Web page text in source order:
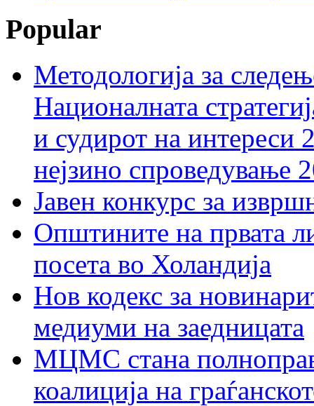
Popular
Методологија за
Националната
и судирот на интереси
нејзино спроведување
Јавен конкурс за
Општините на првата
посета во Холандија
Нов кодекс за
медиуми на заедницата
МЦМС стана
коалиција на